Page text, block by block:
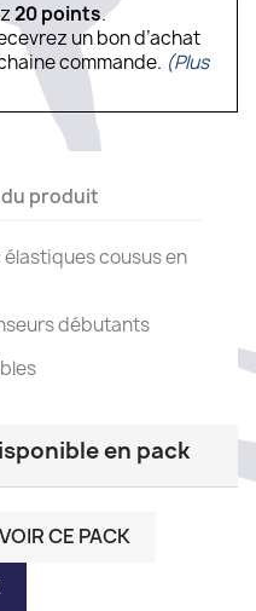
20points.
un bon d’achat
commande. (Plus
produit
cousus en
débutants
en pack
VOIR CE PACK